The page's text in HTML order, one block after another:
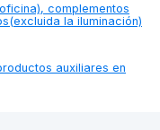
complementos
la iluminación)
auxiliares en